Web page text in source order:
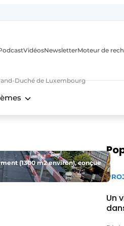
Duché de Luxembourg
VidéosNewsletterMoteur de
(1300 m2 environ), conçue
Un